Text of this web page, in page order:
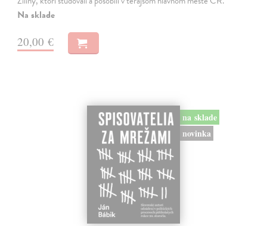
Na sklade
20,00 €
na sklade
novinka